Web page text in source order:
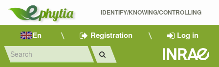
IDENTIFY/KNOWING/CONTROLLING
En Registration Log in